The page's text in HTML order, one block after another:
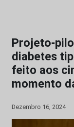
Projeto-
diabetes
feito aos
momento
Dezembro 16, 2024